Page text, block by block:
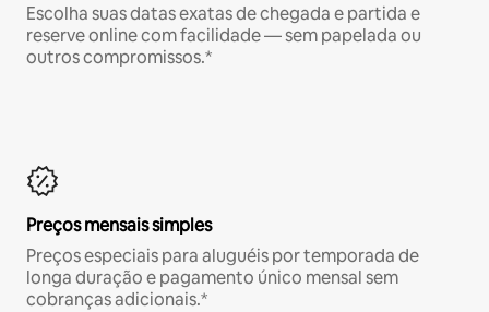
Escolha suas datas exatas de chegada e partida e
reserve online com facilidade — sem papelada ou
outros compromissos.*
Preços mensais simples
Preços especiais para aluguéis por temporada de
longa duração e pagamento único mensal sem
cobranças adicionais.*